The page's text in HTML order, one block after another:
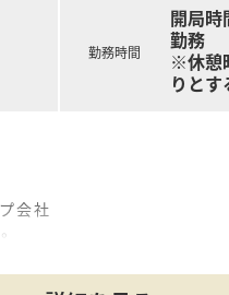
勤務時間
開局時
勤務
※休憩
りとす
会社